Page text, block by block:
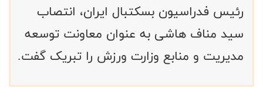
رئیس فدراسیون بسکتبال ایران، انتصاب
سید مناف هاشی به عنوان معاونت توسعه
مدیریت و منابع وزارت ورزش را تبریک گفت.